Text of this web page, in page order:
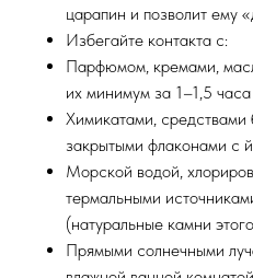
царапин и позволит ему
Избегайте контакта с:
Парфюмом, кремами,
их минимум за 1–1,5
Химикатами,
закрытыми флаконами с
Морской водой,
термальными
(натуральные камни
Прямыми солнечными